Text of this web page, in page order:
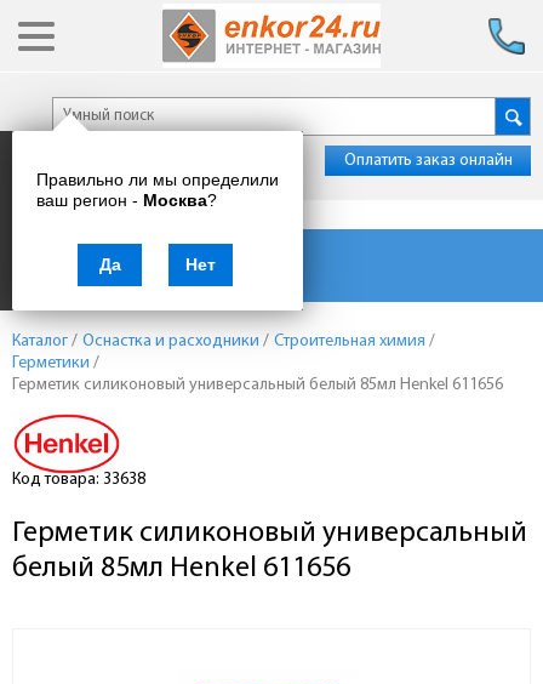
Правильно ли мы определили
ваш регион - Москва?
Да Нет
Оплатить заказ онлайн
Каталог товаров
Каталог / Оснастка и расходники / Строительная химия /
Герметики /
Герметик силиконовый универсальный белый 85мл Henkel 611656
Код товара: 33638
Герметик силиконовый универсальный
белый 85мл Henkel 611656